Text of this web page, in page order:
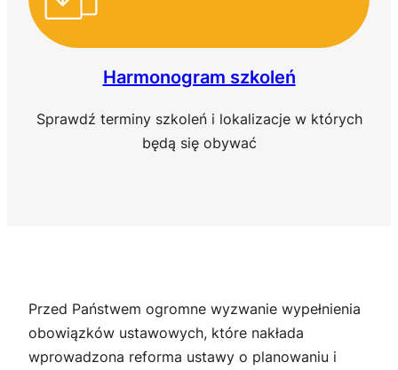
Harmonogram szkoleń
Sprawdź terminy szkoleń i lokalizacje w których
będą się obywać
Przed Państwem ogromne wyzwanie wypełnienia
obowiązków ustawowych, które nakłada
wprowadzona reforma ustawy o planowaniu i